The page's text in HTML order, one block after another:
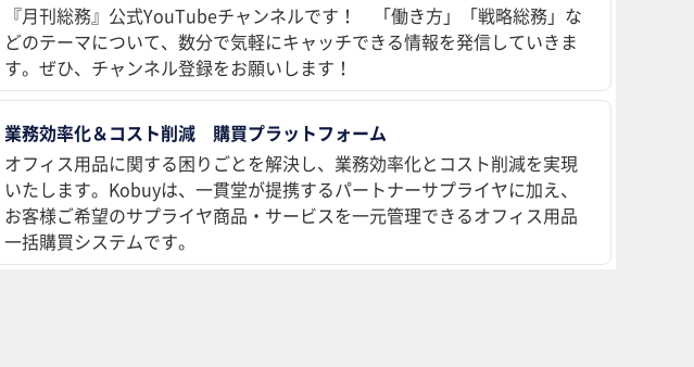
『月刊総務』公式YouTubeチャンネルです！ 「働き方」「戦略総務」な
どのテーマについて、数分で気軽にキャッチできる情報を発信していきま
す。ぜひ、チャンネル登録をお願いします！
業務効率化＆コスト削減 購買プラットフォーム
オフィス用品に関する困りごとを解決し、業務効率化とコスト削減を実現
いたします。Kobuyは、一貫堂が提携するパートナーサプライヤに加え、
お客様ご希望のサプライヤ商品・サービスを一元管理できるオフィス用品
一括購買システムです。